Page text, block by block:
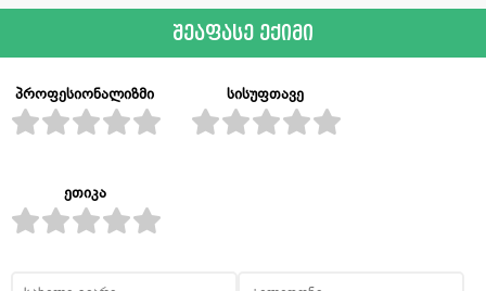
შეაფასე ექიმი
პროფესიონალიზმი სისუფთავე
ეთიკა